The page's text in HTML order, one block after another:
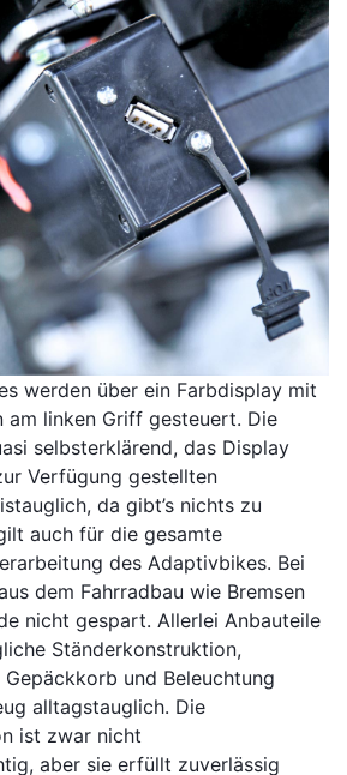
werden über ein Farbdisplay mit
am linken Griff gesteuert. Die
selbsterklärend, das Display
Verfügung gestellten
da gibt’s nichts zu
auch für die gesamte
des Adaptivbikes. Bei
dem Fahrradbau wie Bremsen
nicht gespart. Allerlei Anbauteile
Ständerkonstruktion,
und Beleuchtung
alltagstauglich. Die
ist zwar nicht
aber sie erfüllt zuverlässig